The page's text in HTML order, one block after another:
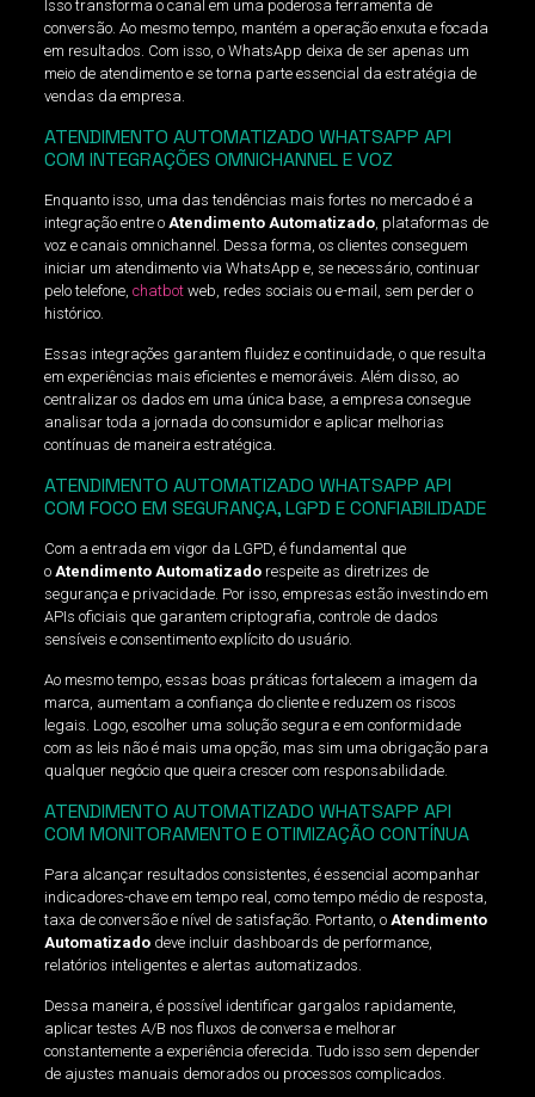
Isso transforma o canal em uma poderosa ferramenta de
conversão. Ao mesmo tempo, mantém a operação enxuta e focada
em resultados. Com isso, o WhatsApp deixa de ser apenas um
meio de atendimento e se torna parte essencial da estratégia de
vendas da empresa.
ATENDIMENTO AUTOMATIZADO WHATSAPP API
COM INTEGRAÇÕES OMNICHANNEL E VOZ
Enquanto isso, uma das tendências mais fortes no mercado é a
integração entre o Atendimento Automatizado, plataformas de
voz e canais omnichannel. Dessa forma, os clientes conseguem
iniciar um atendimento via WhatsApp e, se necessário, continuar
pelo telefone, chatbotweb, redes sociais ou e-mail, sem perder o
histórico.
Essas integrações garantem fluidez e continuidade, o que resulta
em experiências mais eficientes e memoráveis. Além disso, ao
centralizar os dados em uma única base, a empresa consegue
analisar toda a jornada do consumidor e aplicar melhorias
contínuas de maneira estratégica.
ATENDIMENTO AUTOMATIZADO WHATSAPP API
COM FOCO EM SEGURANÇA, LGPD E CONFIABILIDADE
Com a entrada em vigor da LGPD, é fundamental que
o Atendimento Automatizadorespeite as diretrizes de
segurança e privacidade. Por isso, empresas estão investindo em
APIs oficiais que garantem criptografia, controle de dados
sensíveis e consentimento explícito do usuário.
Ao mesmo tempo, essas boas práticas fortalecem a imagem da
marca, aumentam a confiança do cliente e reduzem os riscos
legais. Logo, escolher uma solução segura e em conformidade
com as leis não é mais uma opção, mas sim uma obrigação para
qualquer negócio que queira crescer com responsabilidade.
ATENDIMENTO AUTOMATIZADO WHATSAPP API
COM MONITORAMENTO E OTIMIZAÇÃO CONTÍNUA
Para alcançar resultados consistentes, é essencial acompanhar
indicadores-chave em tempo real, como tempo médio de resposta,
taxa de conversão e nível de satisfação. Portanto, o Atendimento
Automatizadodeve incluir dashboards de performance,
relatórios inteligentes e alertas automatizados.
Dessa maneira, é possível identificar gargalos rapidamente,
aplicar testes A/B nos fluxos de conversa e melhorar
constantemente a experiência oferecida. Tudo isso sem depender
de ajustes manuais demorados ou processos complicados.